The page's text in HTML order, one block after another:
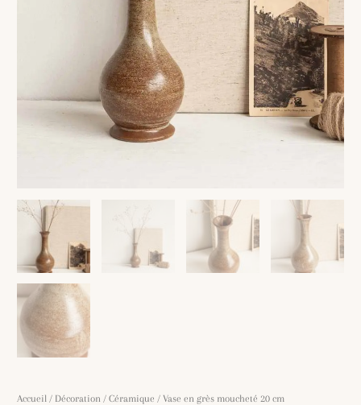
Accueil / Décoration /Céramique / Vase en grès moucheté 20 cm